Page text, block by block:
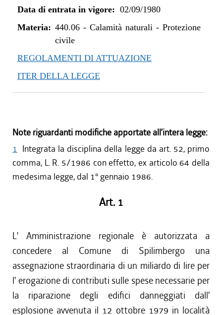
Data di entrata in vigore: 02/09/1980
Materia: 440.06- Calamità naturali - Protezione
civile
REGOLAMENTI DI ATTUAZIONE
ITER DELLA LEGGE
Note riguardanti modifiche apportate all’intera legge:
1 Integrata la disciplina della legge da art. 52, primo
comma, L. R. 5/1986 con effetto, ex articolo 64 della
medesima legge, dal 1° gennaio 1986.
Art. 1
L' Amministrazione regionale è autorizzata a
concedere al Comune di Spilimbergo una
assegnazione straordinaria di un miliardo di lire per
l' erogazione di contributi sulle spese necessarie per
la riparazione degli edifici danneggiati dall'
esplosione avvenuta il 12 ottobre 1979 in località